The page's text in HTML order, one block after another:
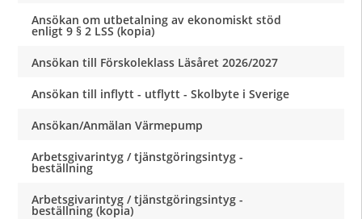
Ansökan om utbetalning av ekonomiskt stöd
enligt 9 § 2 LSS (kopia)
Ansökan till Förskoleklass Läsåret 2026/2027
Ansökan till inflytt - utflytt - Skolbyte i Sverige
Ansökan/Anmälan Värmepump
Arbetsgivarintyg / tjänstgöringsintyg -
beställning
Arbetsgivarintyg / tjänstgöringsintyg -
beställning (kopia)